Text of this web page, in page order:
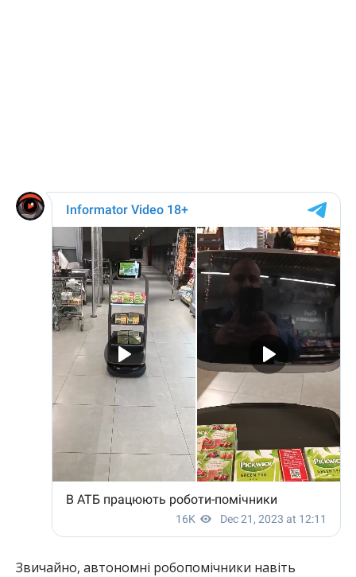
Звичайно, автономні робопомічники навіть
обладнані штучним інтелектом ніколи не замінять
доброго людського слова, та як показує практика
їх застосування у світі, вони є дійсно ефективними
та невтомними помічниками.
Навіть сьогодні процес динамічного розвитку та
освоєння найбільш передових маркетингових
технологій триває. Багато з того, що сьогодні є
нормою для будь-якого магазину свого часу було
протестовано, а подекуди й винайдено саме в